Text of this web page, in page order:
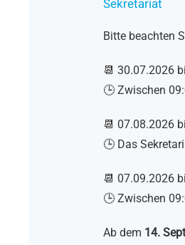
Sekretariat
Bitte beachten
📆 30.07.2026
🕒 Zwischen
📆 07.08.2026
🕒 Das
📆 07.09.2026
🕒 Zwischen
Ab dem 14.